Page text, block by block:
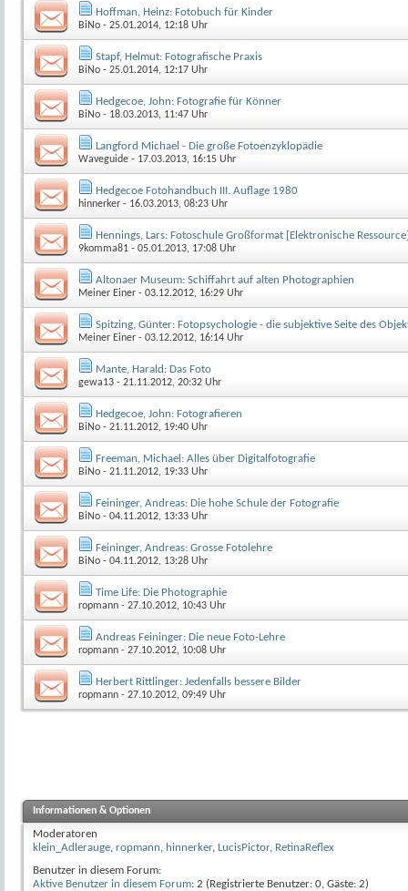
Hoffman, Heinz: Fotobuch für Kinder
BiNo - 25.01.2014, 12:18 Uhr
Stapf, Helmut: Fotografische Praxis
BiNo - 25.01.2014, 12:17 Uhr
Hedgecoe, John: Fotografie für Könner
BiNo - 18.03.2013, 11:47 Uhr
Langford Michael - Die große Fotoenzyklopädie
Waveguide - 17.03.2013, 16:15 Uhr
Hedgecoe Fotohandbuch III. Auflage 1980
hinnerker - 16.03.2013, 08:23 Uhr
Hennings, Lars: Fotoschule Großformat [Elektronische
9komma81 - 05.01.2013, 17:08 Uhr
Altonaer Museum: Schiffahrt auf alten Photographien
Meiner Einer - 03.12.2012, 16:29 Uhr
Spitzing, Günter: Fotopsychologie - die subjektive Seite des
Meiner Einer - 03.12.2012, 16:14 Uhr
Mante, Harald: Das Foto
gewa13 - 21.11.2012, 20:32 Uhr
Hedgecoe, John: Fotografieren
BiNo - 21.11.2012, 19:40 Uhr
Freeman, Michael: Alles über Digitalfotografie
BiNo - 21.11.2012, 19:33 Uhr
Feininger, Andreas: Die hohe Schule der Fotografie
BiNo - 04.11.2012, 13:33 Uhr
Feininger, Andreas: Grosse Fotolehre
BiNo - 04.11.2012, 13:28 Uhr
Time Life: Die Photographie
ropmann - 27.10.2012, 10:43 Uhr
Andreas Feininger: Die neue Foto-Lehre
ropmann - 27.10.2012, 10:08 Uhr
Herbert Rittlinger: Jedenfalls bessere Bilder
ropmann - 27.10.2012, 09:49 Uhr
Informationen & Optionen
Moderatoren
klein_Adlerauge, ropmann, hinnerker, LucisPictor, RetinaReflex
Benutzer in diesem Forum:
Aktive Benutzer in diesem Forum: 2 (Registrierte Benutzer: 0, Gäste: 2)